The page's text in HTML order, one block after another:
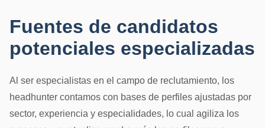
Fuentes de candidatos
potenciales especializadas
Al ser especialistas en el campo de reclutamiento, los
headhunter contamos con bases de perfiles ajustadas por
sector, experiencia y especialidades, lo cual agiliza los